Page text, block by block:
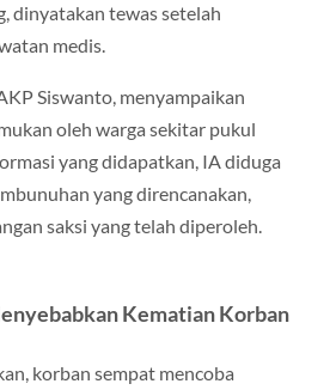
dinyatakan tewas setelah
medis.
Siswanto, menyampaikan
oleh warga sekitar pukul
yang didapatkan, IA diduga
yang direncanakan,
saksi yang telah diperoleh.
Kematian Korban
korban sempat mencoba